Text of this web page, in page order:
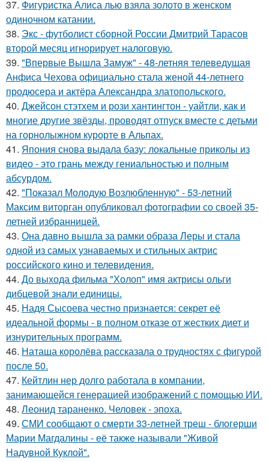
37. Фигуристка Алиса лью взяла золото в женском
одиночном катании.
38. Экс - футболист сборной России Дмитрий Тарасов
второй месяц игнорирует налоговую.
39. "Впервые Вышла Замуж" - 48-летняя телеведущая
Анфиса Чехова официально стала женой 44-летнего
продюсера и актёра Александра златопольского.
40. Джейсон стэтхем и рози хантингтон - уайтли, как и
многие другие звёзды, проводят отпуск вместе с детьми
на горнолыжном курорте в Альпах.
41. Япония снова выдала базу: локальные приколы из
видео - это грань между гениальностью и полным
абсурдом.
42. "Показал Молодую Возлюбленную" - 53-летний
Максим виторган опубликовал фотографии со своей 35-
летней избранницей.
43. Она давно вышла за рамки образа Леры и стала
одной из самых узнаваемых и стильных актрис
российского кино и телевидения.
44. До выхода фильма "Холоп" имя актрисы ольги
дибцевой знали единицы.
45. Надя Сысоева честно признается: секрет её
идеальной формы - в полном отказе от жестких диет и
изнурительных программ.
46. Наташа королёва рассказала о трудностях с фигурой
после 50.
47. Кейтлин нер долго работала в компании,
занимающейся генерацией изображений с помощью ИИ.
48. Леонид тараненко. Человек - эпоха.
49. СМИ сообщают о смерти 33-летней треш - блогерши
Марии Магдалины - её также называли "Живой
Надувной Куклой".